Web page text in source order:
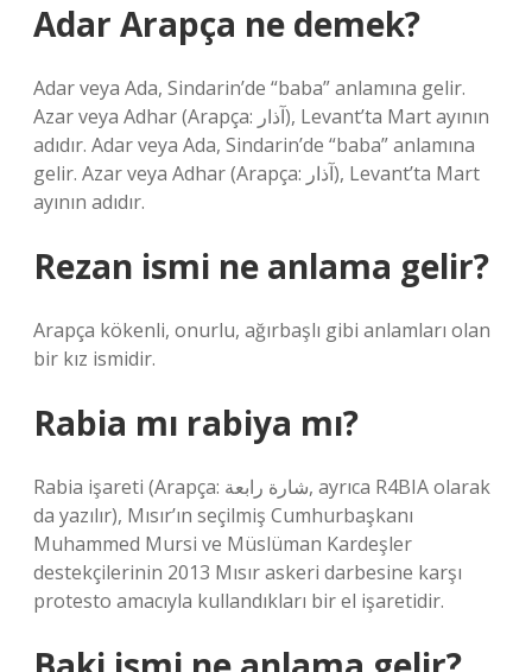
Adar Arapça ne demek?
Adar veya Ada, Sindarin’de “baba” anlamına gelir.
Azar veya Adhar (Arapça: آذار), Levant’ta Mart ayının
adıdır. Adar veya Ada, Sindarin’de “baba” anlamına
gelir. Azar veya Adhar (Arapça: آذار), Levant’ta Mart
ayının adıdır.
Rezan ismi ne anlama gelir?
Arapça kökenli, onurlu, ağırbaşlı gibi anlamları olan
bir kız ismidir.
Rabia mı rabiya mı?
Rabia işareti (Arapça: شارة رابعة, ayrıca R4BIA olarak
da yazılır), Mısır’ın seçilmiş Cumhurbaşkanı
Muhammed Mursi ve Müslüman Kardeşler
destekçilerinin 2013 Mısır askeri darbesine karşı
protesto amacıyla kullandıkları bir el işaretidir.